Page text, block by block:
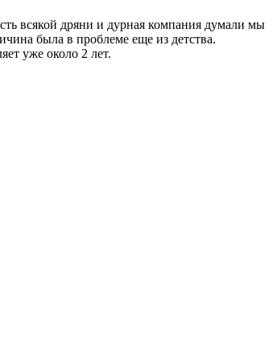
всякой дряни и дурная компания думали мы
была в проблеме еще из детства.
уже около 2 лет.